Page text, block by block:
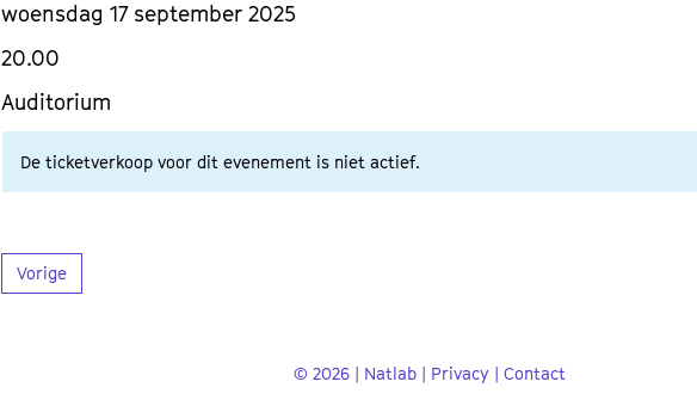
woensdag 17 september 2025
20.00
Auditorium
De ticketverkoop voor dit evenement is niet actief.
Vorige
© 2026 | Natlab | Privacy | Contact